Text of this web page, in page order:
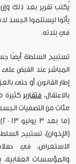
يُكتب تقرير بعد ذلك
يأتوا ليستلموا الجسد
في بلدته.
تستبيح السلطة أيضًا
المباشر عند القبض
إطار القانون، أو حتى
بالاعتقال، فتقارير كثيرة
مئات من التصفيات
(الإخوان)، تستبيح
الاستعراض، في
والمؤسسات